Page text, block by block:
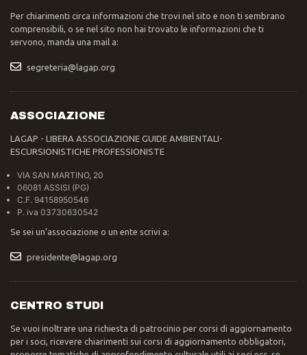
Per chiarimenti circa informazioni che trovi nel sito e non ti sembrano
comprensibili, o se nel sito non hai trovato le informazioni che ti
servono, manda una mail a:
segreteria@lagap.org
ASSOCIAZIONE
LAGAP - LIBERA ASSOCIAZIONE GUIDE AMBIENTALI-
ESCURSIONISTICHE PROFESSIONISTE
VIA SAN MARTINO, 20
06081 ASSISI (PG)
C.F. 94158950546
P. iva 03730630542
Se sei un’associazione o un ente scrivi a:
presidente@lagap.org
CENTRO STUDI
Se vuoi inoltrare una richiesta di patrocinio per corsi di aggiornamento
per i soci, ricevere chiarimenti sui corsi di aggiornamento obbligatori,